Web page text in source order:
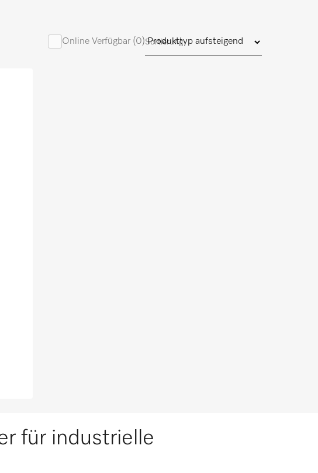
Online Verfügbar (0)Sortierung
für industrielle